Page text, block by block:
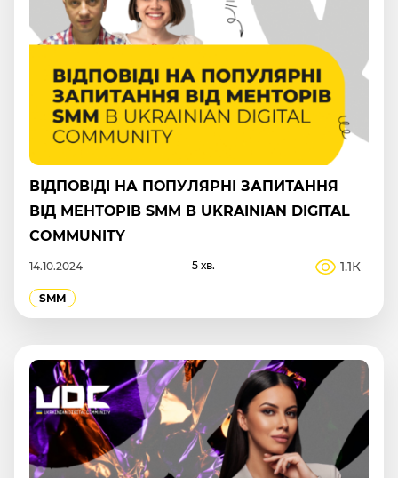
ВІДПОВІДІ НА ПОПУЛЯРНІ ЗАПИТАННЯ
ВІД МЕНТОРІВ SMM В UKRAINIAN DIGITAL
COMMUNITY
14.10.2024 5 хв. 1.1К
SMM